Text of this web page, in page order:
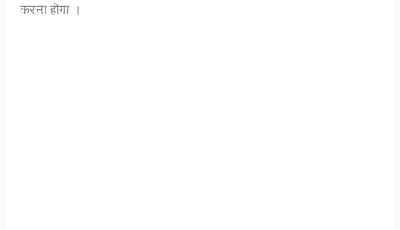
करना होगा ।